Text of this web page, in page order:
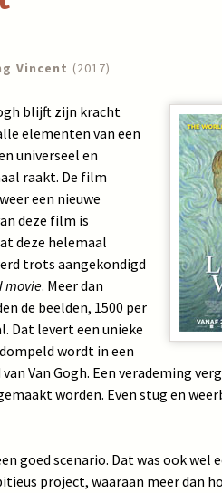
Vincent (2017)
blijft zijn kracht
elementen van een
universeel en
raakt. De film
een nieuwe
deze film is
deze helemaal
trots aangekondigd
movie. Meer dan
de beelden, 1500 per
Dat levert een unieke
wordt in een
Van Gogh. Een verademing
worden. Even stug en
goed scenario. Dat was ook wel
project, waaraan meer dan